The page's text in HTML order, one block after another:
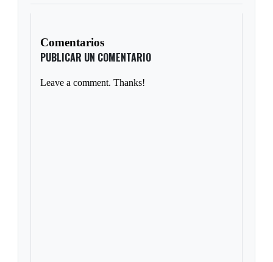
Comentarios
PUBLICAR UN COMENTARIO
Leave a comment. Thanks!